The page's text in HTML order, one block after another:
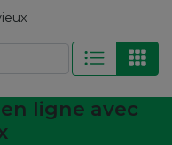
ligne avec